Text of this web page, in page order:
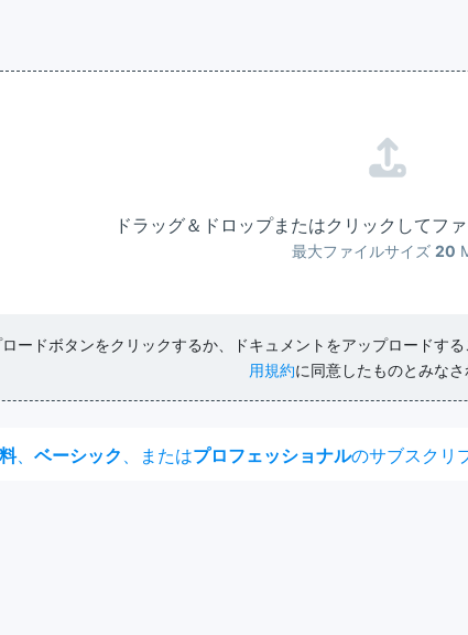
ドラッグ＆ドロップまたはクリックしてフ
最大ファイルサイズ 20
ードボタンをクリックするか、ドキュメントをアップロードす
用規約に同意したものとみなさ
、 ベーシック 、またはプロフェッショナルのサブスクリ